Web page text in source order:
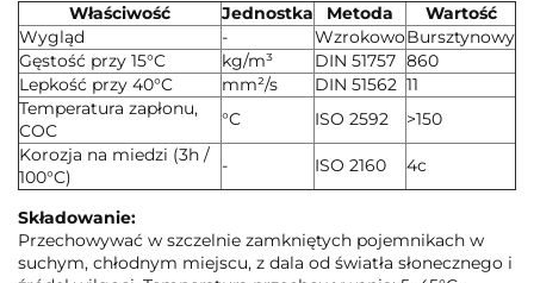
Właściwość Jednostka Metoda
Wartość
Wygląd
- WzrokowoBursztynowy
Gęstość przy 15°C
kg/m³ DIN 51757 860
Lepkość przy 40°C
mm²/s DIN 51562 11
Temperatura zapłonu,
COC
°C ISO 2592
>150
Korozja na miedzi (3h /
100°C)
- ISO 2160 4c
Składowanie:
Przechowywać w szczelnie zamkniętych pojemnikach w
suchym, chłodnym miejscu, z dala od światła słonecznego i